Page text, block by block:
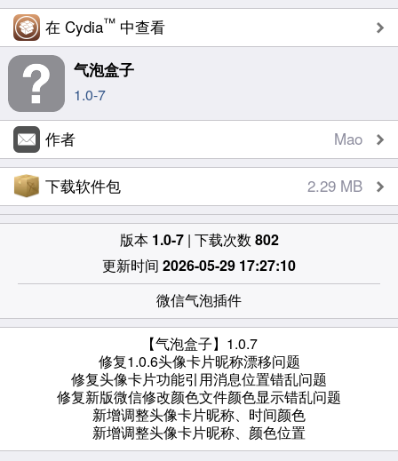
在 Cydia™ 中查看
气泡盒子
1.0-7
作者 Mao
下载软件包 2.29 MB
版本 1.0-7| 下载次数 802
更新时间 2026-05-29 17:27:10
微信气泡插件
【气泡盒子】1.0.7
修复1.0.6头像卡片昵称漂移问题
修复头像卡片功能引用消息位置错乱问题
修复新版微信修改颜色文件颜色显示错乱问题
新增调整头像卡片昵称、时间颜色
新增调整头像卡片昵称、颜色位置